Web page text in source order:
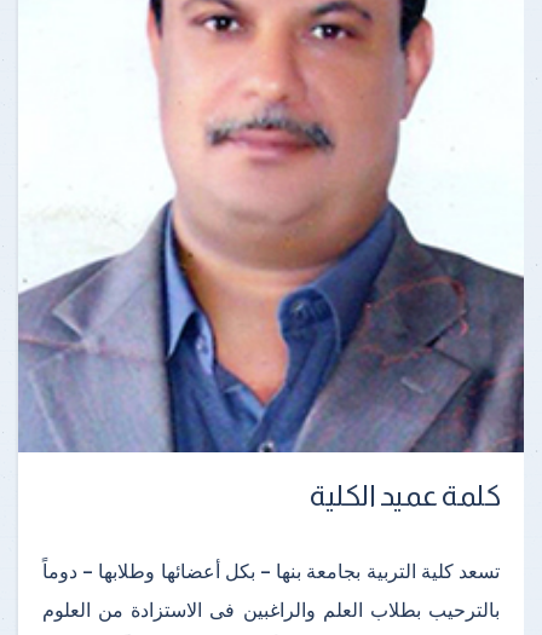
كلمة عميد الكلية
تسعد كلية التربية بجامعة بنها – بكل أعضائها وطلابها – دوماً
بالترحيب بطلاب العلم والراغبين فى الاستزادة من العلوم